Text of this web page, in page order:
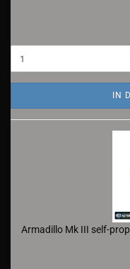
IN
Armadillo Mk III self-